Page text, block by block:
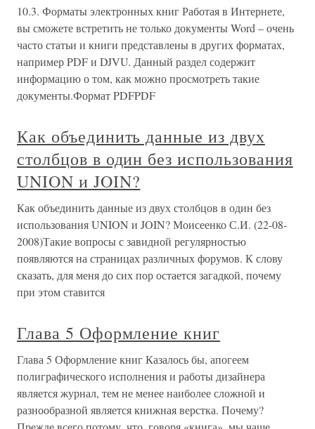
10.3. Форматы электронных книг Работая в Интернете,
вы сможете встретить не только документы Word – очень
часто статьи и книги представлены в других форматах,
например PDF и DJVU. Данный раздел содержит
информацию о том, как можно просмотреть такие
документы.Формат PDFPDF
Как объединить данные из двух
столбцов в один без использования
UNION и JOIN?
Как объединить данные из двух столбцов в один без
использования UNION и JOIN? Моисеенко С.И. (22-08-
2008)Такие вопросы с завидной регулярностью
появляются на страницах различных форумов. К слову
сказать, для меня до сих пор остается загадкой, почему
при этом ставится
Глава 5 Оформление книг
Глава 5 Оформление книг Казалось бы, апогеем
полиграфического исполнения и работы дизайнера
является журнал, тем не менее наиболее сложной и
разнообразной является книжная верстка. Почему?